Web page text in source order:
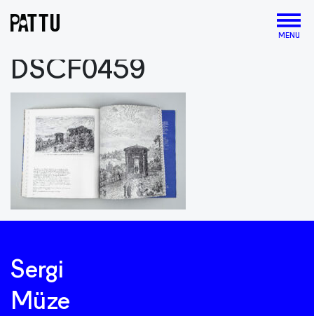
MENU
DSCF0459
Sergi
Müze